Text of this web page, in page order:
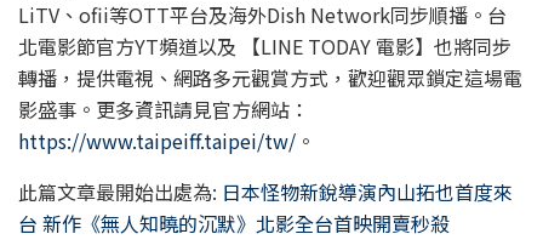
LiTV、ofii等OTT平台及海外Dish Network同步順播。台
北電影節官方YT頻道以及 【LINE TODAY 電影】也將同步
轉播，提供電視、網路多元觀賞方式，歡迎觀眾鎖定這場電
影盛事。更多資訊請見官方網站：
https://www.taipeiff.taipei/tw/ 。
此篇文章最開始出處為: 日本怪物新銳導演內山拓也首度來
台 新作《無人知曉的沉默》北影全台首映開賣秒殺